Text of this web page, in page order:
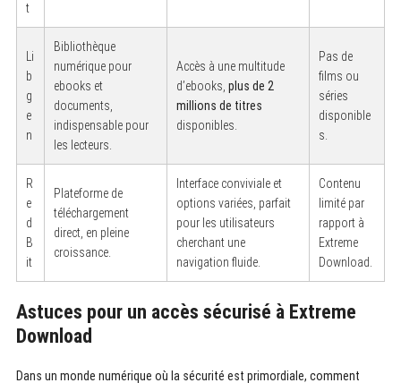
t
Li
b
g
e
n
Bibliothèque
numérique pour
ebooks et
documents,
indispensable pour
les lecteurs.
Accès à une multitude
d’ebooks, plus de 2
millions de titres
disponibles.
Pas de
films ou
séries
disponible
s.
R
e
d
B
it
Plateforme de
téléchargement
direct, en pleine
croissance.
Interface conviviale et
options variées, parfait
pour les utilisateurs
cherchant une
navigation fluide.
Contenu
limité par
rapport à
Extreme
Download.
Astuces pour un accès sécurisé à Extreme
Download
Dans un monde numérique où la sécurité est primordiale, comment